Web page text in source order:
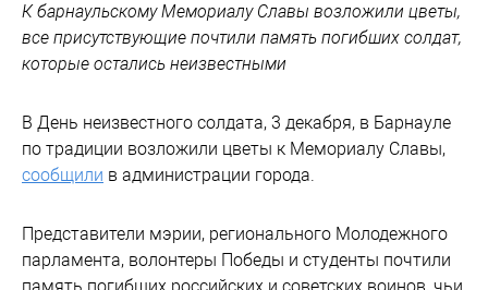
К барнаульскому Мемориалу Славы возложили цветы,
все присутствующие почтили память погибших солдат,
которые остались неизвестными
В День неизвестного солдата, 3 декабря, в Барнауле
по традиции возложили цветы к Мемориалу Славы,
сообщили в администрации города.
Представители мэрии, регионального Молодежного
парламента, волонтеры Победы и студенты почтили